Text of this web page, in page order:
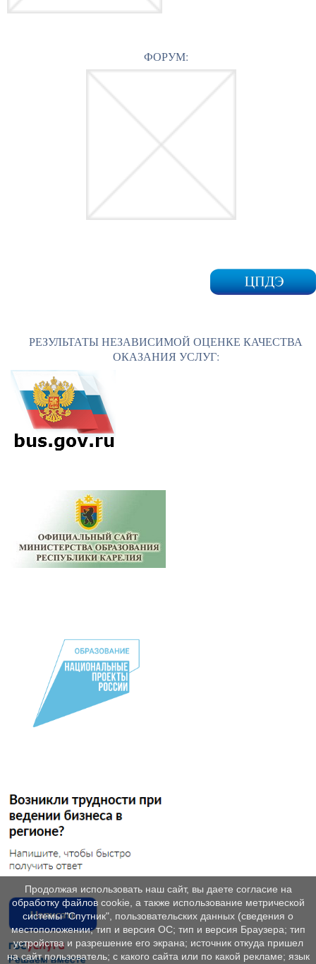
ФОРУМ:
РЕЗУЛЬТАТЫ НЕЗАВИСИМОЙ ОЦЕНКЕ КАЧЕСТВА
ОКАЗАНИЯ УСЛУГ:
Продолжая использовать наш сайт, вы даете согласие на
обработку файлов cookie, а также использование метрической
системы "Спутник", пользовательских данных (сведения о
местоположении; тип и версия ОС; тип и версия Браузера; тип
устройства и разрешение его экрана; источник откуда пришел
на сайт пользователь; с какого сайта или по какой рекламе; язык